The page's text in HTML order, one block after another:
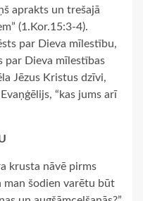
aprakts un trešajā
(1.Kor.15:3-4).
par Dieva mīlestību,
par Dieva mīlestības
Jēzus Kristus dzīvi,
“kas jums arī
krusta nāvē pirms
man šodien varētu būt